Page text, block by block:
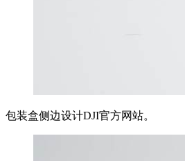
包装盒侧边设计DJI官方网站。